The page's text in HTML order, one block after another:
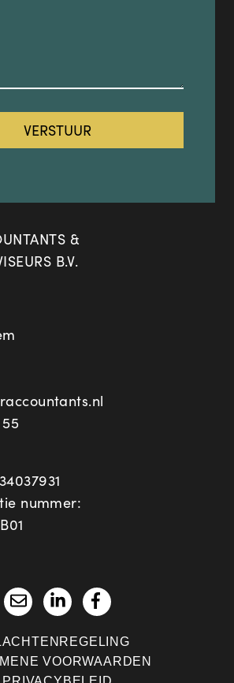
&
B.V.
nummer:
VOORWAARDEN